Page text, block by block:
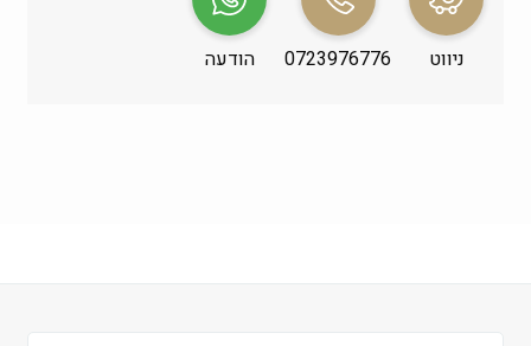
שני
09:00-19:00
שלישי
ניווט 0723976776 הודעה